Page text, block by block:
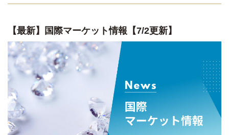
【最新】国際マーケット情報【7/2更新】